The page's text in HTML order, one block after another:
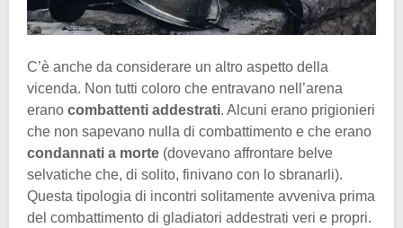
C’è anche da considerare un altro aspetto della
vicenda. Non tutti coloro che entravano nell’arena
erano combattenti addestrati. Alcuni erano prigionieri
che non sapevano nulla di combattimento e che erano
condannati a morte (dovevano affrontare belve
selvatiche che, di solito, finivano con lo sbranarli).
Questa tipologia di incontri solitamente avveniva prima
del combattimento di gladiatori addestrati veri e propri.